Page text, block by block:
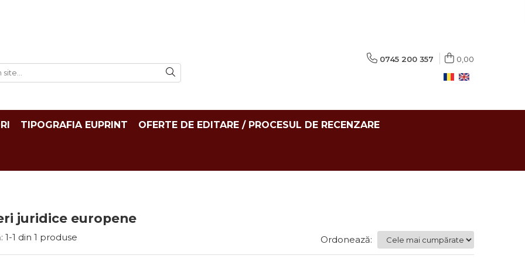
0745 200 357 0,00
TIPOGRAFIA EUPRINT OFERTE DE EDITARE / PROCESUL DE RECENZARE
juridice europene
1-1 din 1 produse Ordonează: